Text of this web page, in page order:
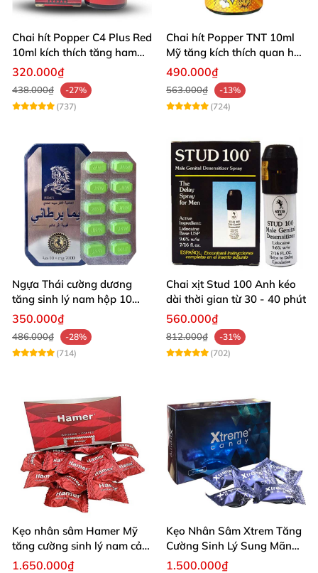
Chai hít Popper C4 Plus Red
10ml kích thích tăng ham
muốn
320.000₫
438.000₫
-27%
(737)
Chai hít Popper TNT 10ml
Mỹ tăng kích thích quan hệ
sảng khoái
490.000₫
563.000₫
-13%
(724)
Ngựa Thái cường dương
tăng sinh lý nam hộp 10
viên cao cấp chuẩn Thái
350.000₫
486.000₫
-28%
(714)
Chai xịt Stud 100 Anh kéo
dài thời gian từ 30 - 40 phút
560.000₫
812.000₫
-31%
(702)
Kẹo nhân sâm Hamer Mỹ
tăng cường sinh lý nam cải
thiện sức khỏe
1.650.000₫
Kẹo Nhân Sâm Xtrem Tăng
Cường Sinh Lý Sung Mãn
Khi Lâm Trận
1.500.000₫